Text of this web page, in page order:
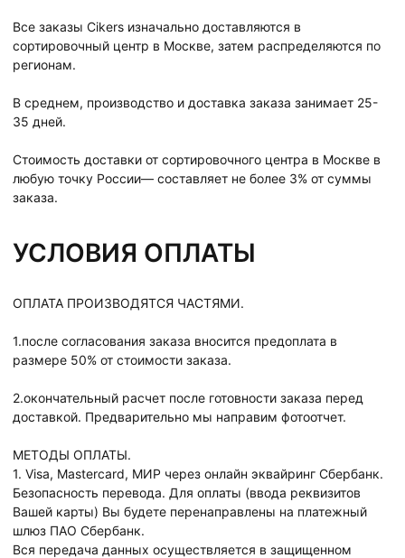
Все заказы Cikers изначально доставляются в
сортировочный центр в Москве, затем распределяются по
регионам.
В среднем, производство и доставка заказа занимает 25-
35 дней.
Стоимость доставки от сортировочного центра в Москве в
любую точку России— составляет не более 3% от суммы
заказа.
УСЛОВИЯ ОПЛАТЫ
ОПЛАТА ПРОИЗВОДЯТСЯ ЧАСТЯМИ.
1.после согласования заказа вносится предоплата в
размере 50% от стоимости заказа.
2.окончательный расчет после готовности заказа перед
доставкой. Предварительно мы направим фотоотчет.
МЕТОДЫ ОПЛАТЫ.
1. Visa, Mastercard, МИР через онлайн эквайринг Сбербанк.
Безопасность перевода. Для оплаты (ввода реквизитов
Вашей карты) Вы будете перенаправлены на платежный
шлюз ПАО Сбербанк.
Вся передача данных осуществляется в защищенном